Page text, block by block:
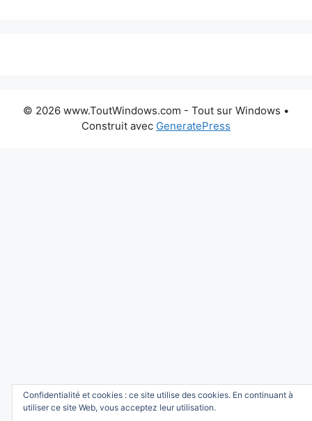
© 2026 www.ToutWindows.com - Tout sur Windows •
Construit avec GeneratePress
Confidentialité et cookies : ce site utilise des cookies. En continuant à
utiliser ce site Web, vous acceptez leur utilisation.